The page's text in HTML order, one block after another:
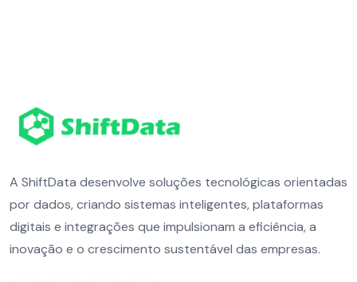
A ShiftData desenvolve soluções tecnológicas orientadas
por dados, criando sistemas inteligentes, plataformas
digitais e integrações que impulsionam a eficiência, a
inovação e o crescimento sustentável das empresas.